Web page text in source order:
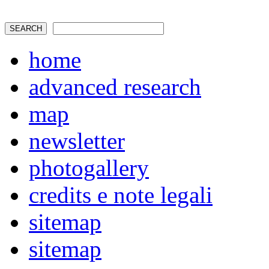
home
advanced research
map
newsletter
photogallery
credits e note legali
sitemap
sitemap